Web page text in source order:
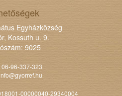
Egyházközség
Kossuth u. 9.
9025
06-96-337-323
00000040-29340004